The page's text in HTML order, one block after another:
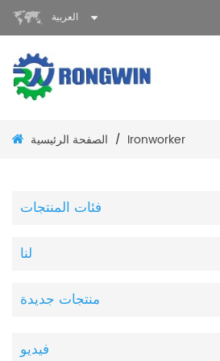
العربية
الصفحة الرئيسية / Ironworker
فئات المنتجات
لنا
منتجات جديدة
فيديو